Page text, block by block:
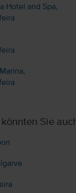
Hotel and Spa,
Sie